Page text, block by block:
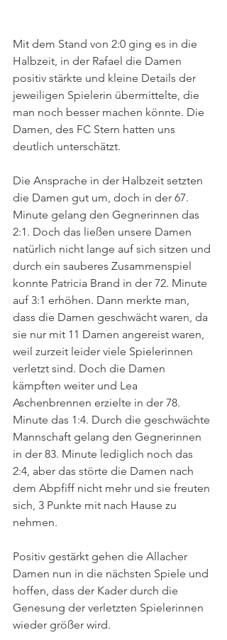
Mit dem Stand von 2:0 ging es in die
Halbzeit, in der Rafael die Damen
positiv stärkte und kleine Details der
jeweiligen Spielerin übermittelte, die
man noch besser machen könnte. Die
Damen, des FC Stern hatten uns
deutlich unterschätzt.
Die Ansprache in der Halbzeit setzten
die Damen gut um, doch in der 67.
Minute gelang den Gegnerinnen das
2:1. Doch das ließen unsere Damen
natürlich nicht lange auf sich sitzen und
durch ein sauberes Zusammenspiel
konnte Patricia Brand in der 72. Minute
auf 3:1 erhöhen. Dann merkte man,
dass die Damen geschwächt waren, da
sie nur mit 11 Damen angereist waren,
weil zurzeit leider viele Spielerinnen
verletzt sind. Doch die Damen
kämpften weiter und Lea
Aschenbrennen erzielte in der 78.
Minute das 1:4. Durch die geschwächte
Mannschaft gelang den Gegnerinnen
in der 83. Minute lediglich noch das
2:4, aber das störte die Damen nach
dem Abpfiff nicht mehr und sie freuten
sich, 3 Punkte mit nach Hause zu
nehmen.
Positiv gestärkt gehen die Allacher
Damen nun in die nächsten Spiele und
hoffen, dass der Kader durch die
Genesung der verletzten Spielerinnen
wieder größer wird.